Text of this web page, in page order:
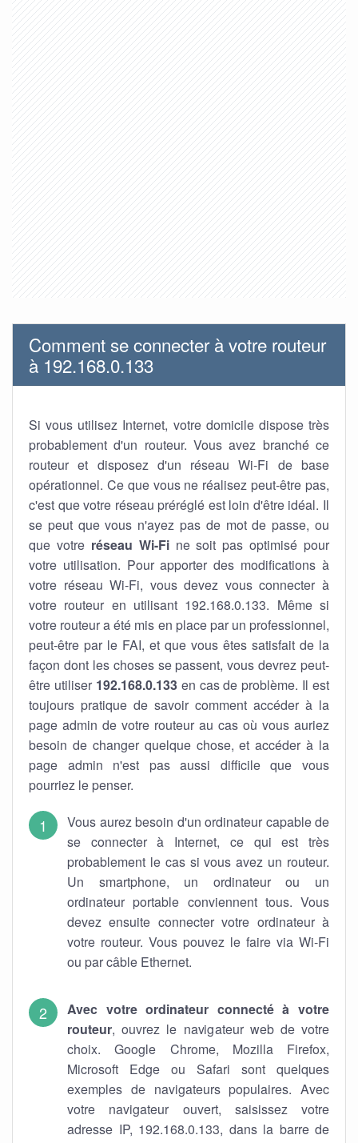
Comment se connecter à votre routeur
à 192.168.0.133
Si vous utilisez Internet, votre domicile dispose très
probablement d'un routeur. Vous avez branché ce
routeur et disposez d'un réseau Wi-Fi de base
opérationnel. Ce que vous ne réalisez peut-être pas,
c'est que votre réseau préréglé est loin d'être idéal. Il
se peut que vous n'ayez pas de mot de passe, ou
que votre réseau Wi-Fine soit pas optimisé pour
votre utilisation. Pour apporter des modifications à
votre réseau Wi-Fi, vous devez vous connecter à
votre routeur en utilisant 192.168.0.133. Même si
votre routeur a été mis en place par un professionnel,
peut-être par le FAI, et que vous êtes satisfait de la
façon dont les choses se passent, vous devrez peut-
être utiliser 192.168.0.133en cas de problème. Il est
toujours pratique de savoir comment accéder à la
page admin de votre routeur au cas où vous auriez
besoin de changer quelque chose, et accéder à la
page admin n'est pas aussi difficile que vous
pourriez le penser.
Vous aurez besoin d'un ordinateur capable de
se connecter à Internet, ce qui est très
probablement le cas si vous avez un routeur.
Un smartphone, un ordinateur ou un
ordinateur portable conviennent tous. Vous
devez ensuite connecter votre ordinateur à
votre routeur. Vous pouvez le faire via Wi-Fi
ou par câble Ethernet.
Avec votre ordinateur connecté à votre
routeur, ouvrez le navigateur web de votre
choix. Google Chrome, Mozilla Firefox,
Microsoft Edge ou Safari sont quelques
exemples de navigateurs populaires. Avec
votre navigateur ouvert, saisissez votre
adresse IP, 192.168.0.133, dans la barre de